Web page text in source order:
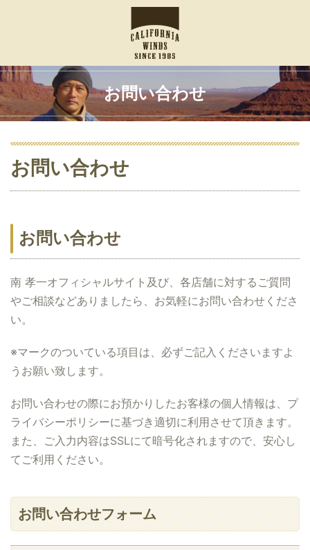
お問い合わせ
お問い合わせ
お問い合わせ
南 孝一オフィシャルサイト及び、各店舗に対するご質問
やご相談などありましたら、お気軽にお問い合わせくださ
い。
※マークのついている項目は、必ずご記入くださいますよ
うお願い致します。
お問い合わせの際にお預かりしたお客様の個人情報は、プ
ライバシーポリシーに基づき適切に利用させて頂きます。
また、ご入力内容はSSLにて暗号化されますので、安心し
てご利用ください。
お問い合わせフォーム